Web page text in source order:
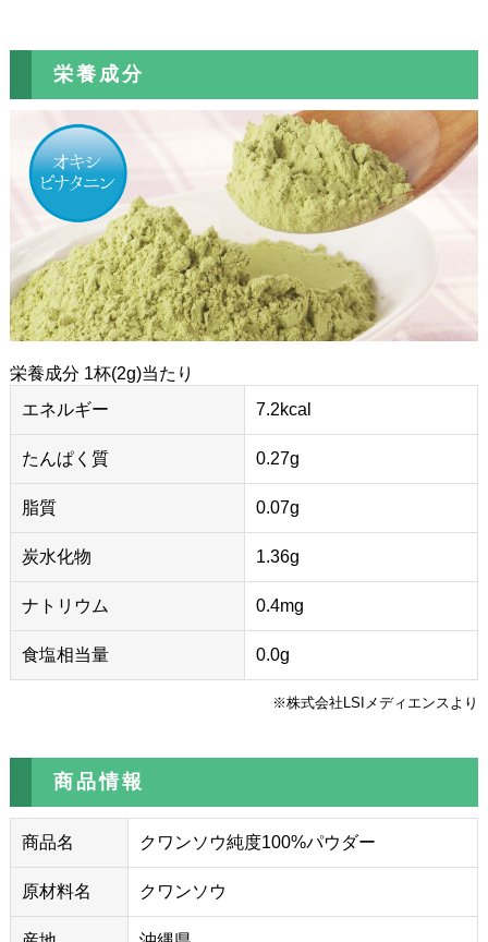
栄養成分
栄養成分 1杯(2g)当たり
エネルギー
7.2kcal
たんぱく質 0.27g
脂質 0.07g
炭水化物 1.36g
ナトリウム 0.4mg
食塩相当量 0.0g
※株式会社LSIメディエンスより
商品情報
商品名 クワンソウ純度100%パウダー
原材料名 クワンソウ